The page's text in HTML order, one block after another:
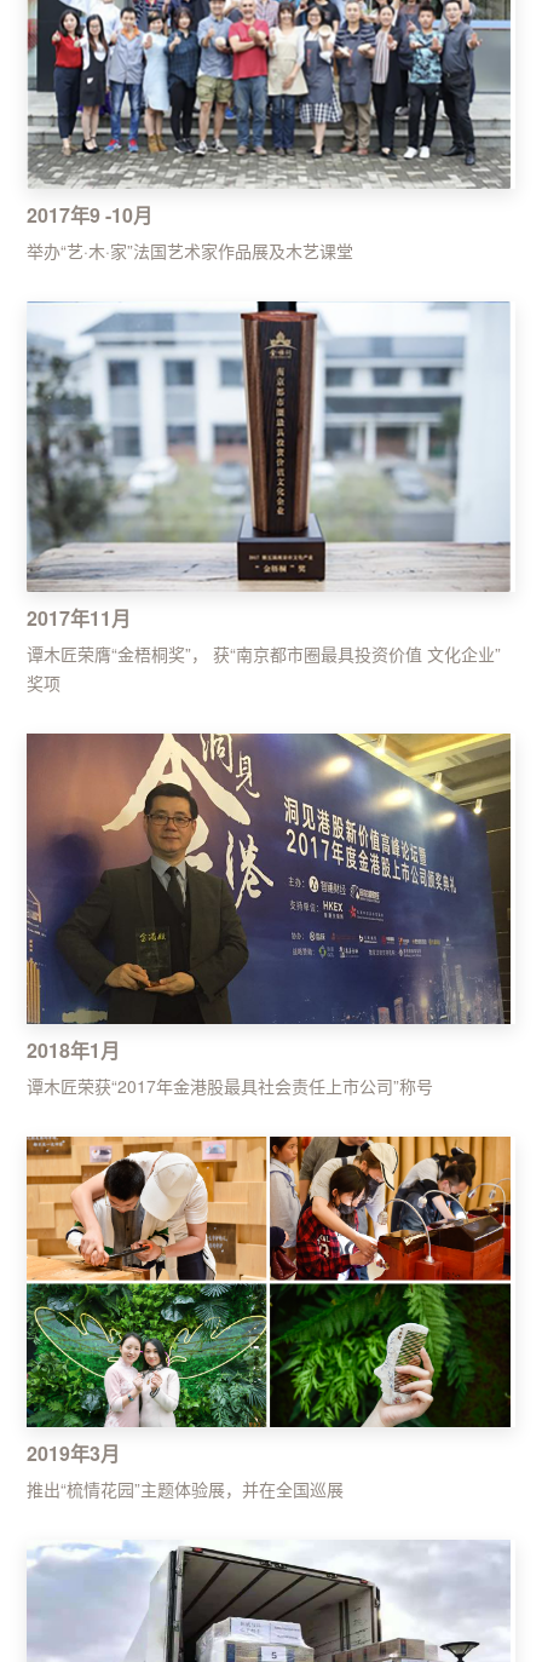
2017年9 -10月
举办“艺·木·家”法国艺术家作品展及木艺课堂
2017年11月
谭木匠荣膺“金梧桐奖”， 获“南京都市圈最具投资价值 文化企业”
奖项
2018年1月
谭木匠荣获“2017年金港股最具社会责任上市公司”称号
2019年3月
推出“梳情花园”主题体验展，并在全国巡展